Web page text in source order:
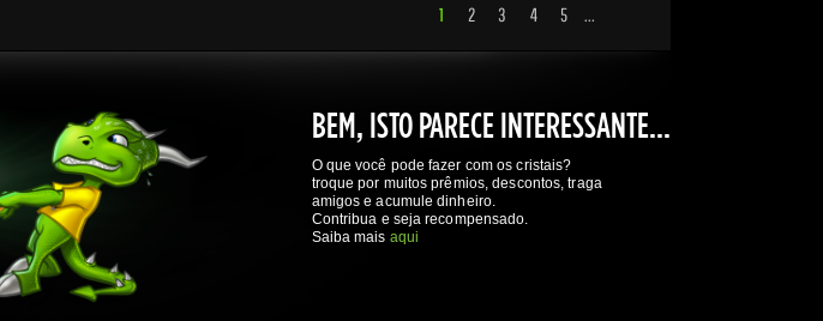
1 2 3 4 5 ...
BEM, ISTO PARECE INTERESSANTE...
O que você pode fazer com os cristais?
troque por muitos prêmios, descontos, traga
amigos e acumule dinheiro.
Contribua e seja recompensado.
Saiba mais aqui